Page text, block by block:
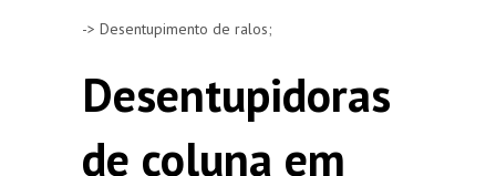
-> Desentupimento de ralos;
Desentupidoras
de coluna em